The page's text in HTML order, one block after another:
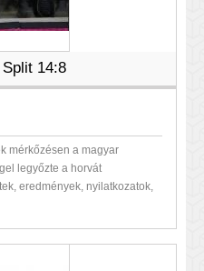
14:8
mérkőzésen a magyar
legyőzte a horvát
eredmények, nyilatkozatok,